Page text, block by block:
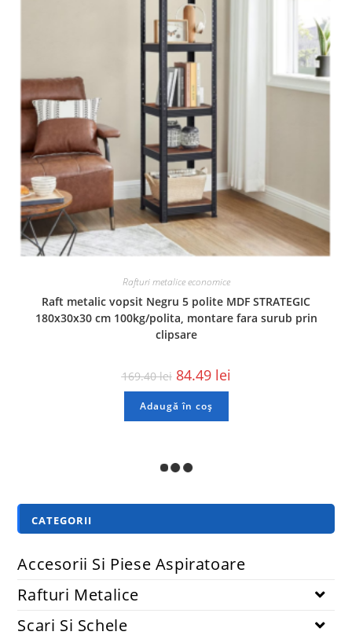
Rafturi metalice economice
Raft metalic vopsit Negru 5 polite MDF STRATEGIC
180x30x30 cm 100kg/polita, montare fara surub prin
clipsare
169.40lei 84.49 lei
Adaugă în coș